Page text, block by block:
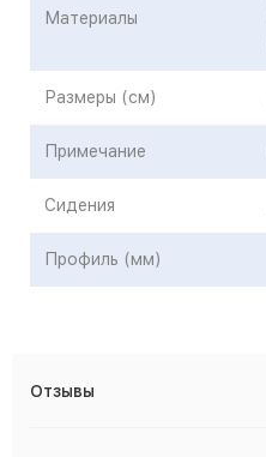
Материалы
Размеры (см)
Примечание
Сидения
Профиль (мм)
Отзывы